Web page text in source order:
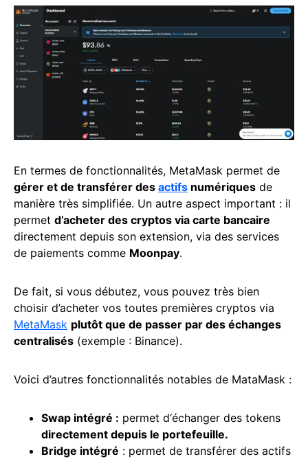
En termes de fonctionnalités, MetaMask permet de
gérer et de transférer des actifs numériques de
manière très simplifiée. Un autre aspect important : il
permet d’acheter des cryptos via carte bancaire
directement depuis son extension, via des services
de paiements comme Moonpay.
De fait, si vous débutez, vous pouvez très bien
choisir d’acheter vos toutes premières cryptos via
MetaMask plutôt que de passer par des échanges
centralisés (exemple : Binance).
Voici d’autres fonctionnalités notables de MataMask :
Swap intégré : permet d‘échanger des tokens
directement depuis le portefeuille.
Bridge intégré : permet de transférer des actifs